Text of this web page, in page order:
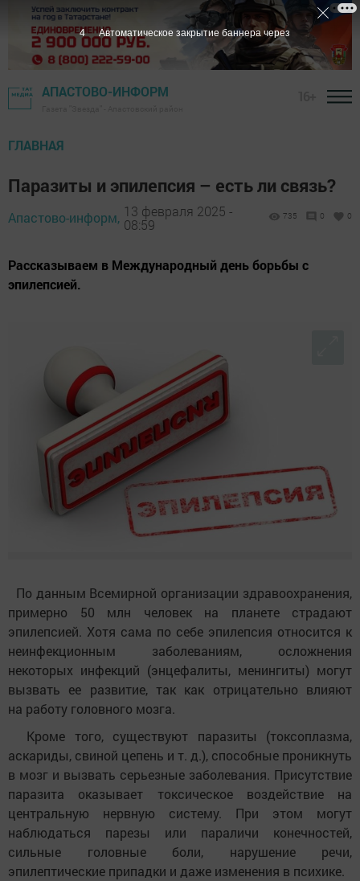
АПАСТОВО-ИНФОРМ
ГЛАВНАЯ
Паразиты и эпилепсия – есть ли связь?
Апастово-информ, 13 февраля 2025 -
08:59
735 0 0
Рассказываем в Международный день борьбы с
эпилепсией.
По данным Всемирной организации здравоохранения,
примерно 50 млн человек на планете страдают
эпилепсией. Хотя сама по себе эпилепсия относится к
неинфекционным заболеваниям, осложнения
некоторых инфекций (энцефалиты, менингиты) могут
вызвать ее развитие, так как отрицательно влияют
на работу головного мозга.
Кроме того, существуют паразиты (токсоплазма,
аскариды, свиной цепень и т. д.), способные проникнуть
в мозг и вызвать серьезные заболевания. Присутствие
паразита оказывает токсическое воздействие на
центральную нервную систему. При этом могут
наблюдаться парезы или параличи конечностей,
сильные головные боли, нарушение речи,
эпилептические припадки и даже изменения в психике.
3 Автоматическое закрытие баннера через